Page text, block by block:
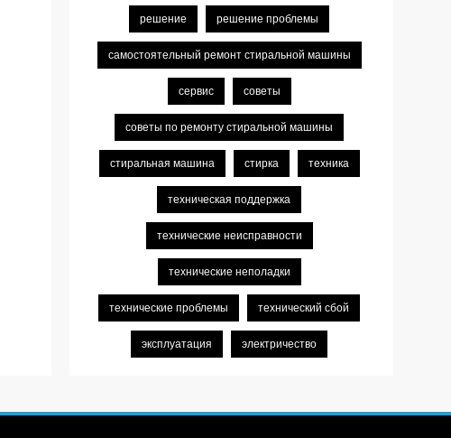
решение решение проблемы
самостоятельный ремонт стиральной машины
сервис советы
советы по ремонту стиральной машины
стиральная машина стирка техника
техническая поддержка
технические неисправности
технические неполадки
технические проблемы технический сбой
эксплуатация электричество